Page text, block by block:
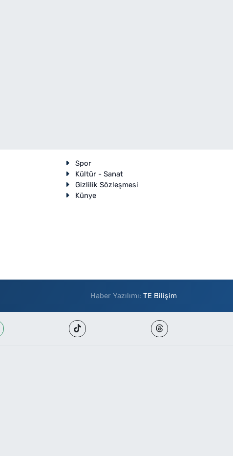
Spor
Kültür - Sanat
Gizlilik Sözleşmesi
Künye
Haber Yazılımı:TE Bilişim